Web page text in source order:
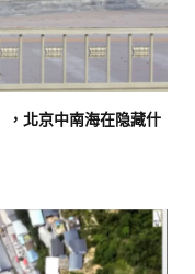
，北京中南海在隐藏什